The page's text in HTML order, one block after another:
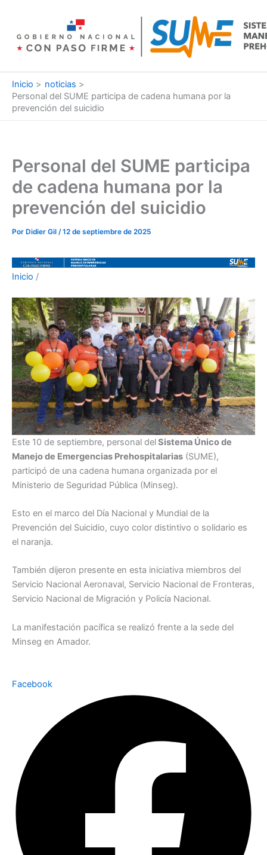
contenido
Inicio
noticias
Personal del SUME participa de cadena humana por la
prevención del suicidio
Personal del SUME participa
de cadena humana por la
prevención del suicidio
Por Didier Gil /12 de septiembre de 2025
Inicio /
Este 10 de septiembre, personal delSistema Único de
Manejo de Emergencias Prehospitalarias (SUME),
participó de una cadena humana organizada por el
Ministerio de Seguridad Pública (Minseg).
Esto en el marco del Día Nacional y Mundial de la
Prevención del Suicidio, cuyo color distintivo o solidario es
el naranja.
También dijeron presente en esta iniciativa miembros del
Servicio Nacional Aeronaval, Servicio Nacional de Fronteras,
Servicio Nacional de Migración y Policía Nacional.
La manifestación pacífica se realizó frente a la sede del
Minseg en Amador.
Facebook